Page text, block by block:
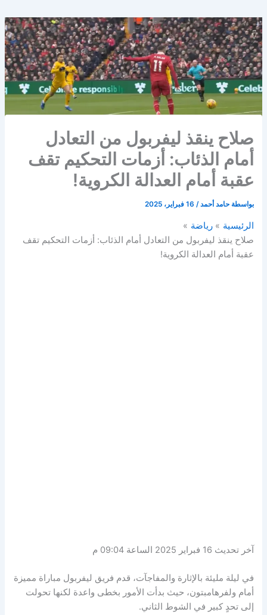
صلاح ينقذ ليفربول من التعادل
أمام الذئاب: أزمات التحكيم تقف
عقبة أمام العدالة الكروية!
بواسطة حامد أحمد/ 16 فبراير، 2025
الرئيسية
رياضة
صلاح ينقذ ليفربول من التعادل أمام الذئاب: أزمات التحكيم تقف
عقبة أمام العدالة الكروية!
آخر تحديث 16 فبراير 2025 الساعة 09:04 م
في ليلة مليئة بالإثارة والمفاجآت، قدم فريق ليفربول مباراة مميزة
أمام ولفرهامبتون، حيث بدأت الأمور بخطى واعدة لكنها تحولت
إلى تحدٍ كبير في الشوط الثاني.